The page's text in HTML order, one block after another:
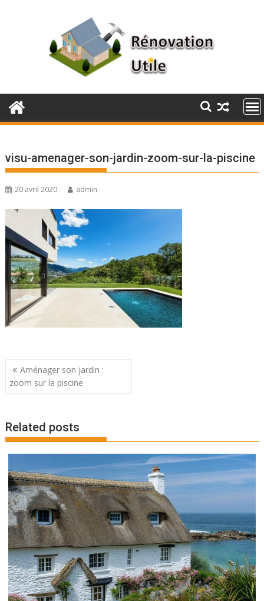
visu-amenager-son-jardin-zoom-sur-la-piscine
20 avril 2020 admin
Navigation
de
l’article
Aménager son jardin :
zoom sur la piscine
Related posts